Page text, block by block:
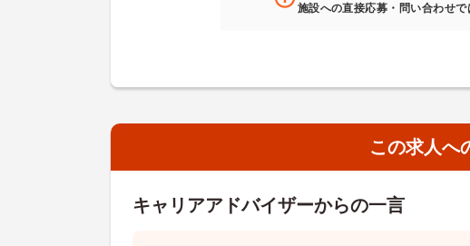
施設への直接応募・問い合わせで
この求人へ
キャリアアドバイザーからの一言